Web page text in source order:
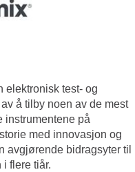
elektronisk test- og
å tilby noen av de mest
instrumentene på
med innovasjon og
avgjørende bidragsyter til
flere tiår.